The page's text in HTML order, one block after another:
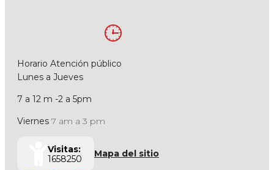
Horario Atención público
Lunes a Jueves
7 a 12 m -2 a 5pm
Viernes 7 am a 3 pm
Visitas:
1658250
Mapa del sitio